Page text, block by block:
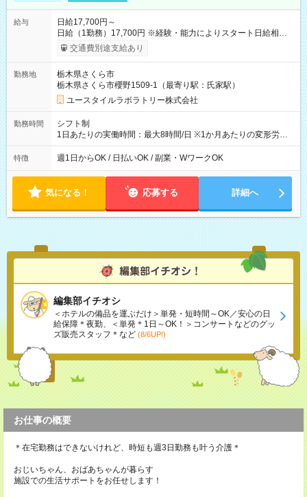
給与
日給17,700円～
日給（1勤務）17,700円 ※経験・能力によりスタート日給相談
可・昇給可 【試用期間】試用期間あり 試用期間の長さ：3ヶ月
雇用形態、給与は本採用時と同じです。
交通費別途支給あり
勤務地
栃木県さくら市
栃木県さくら市櫻野1509-1（最寄り駅：氏家駅）
ユースタイルラボラトリー株式会社
勤務時間
シフト制
1日あたりの実働時間：最大8時間/日 ※1か月あたりの変形労働
制（週平均40時間以内） 夜勤：17:00-翌09:00（休憩2時間）
特徴 週1日からOK / 日払いOK / 副業・WワークOK
気になる！ 応募する 詳細へ
編集部イチオシ
＜ホテルの備品を運ぶだけ＞単発・短時間～OK／安心の日
給保障＊夜勤、＜単発＊1日～OK！＞コンサートなどのグッ
ズ販売スタッフ＊など (8/6UP!)
お仕事の概要
＊在宅勤務はできないけれど、時短も週3日勤務も叶う介護＊
おじいちゃん、おばあちゃんが暮らす
施設での生活サポートをお任せします！